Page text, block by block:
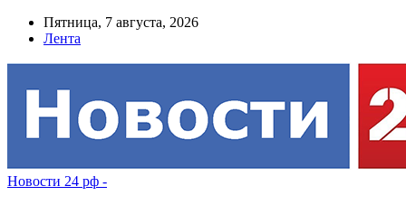
Пятница, 7 августа, 2026
Лента
Новости 24 рф -